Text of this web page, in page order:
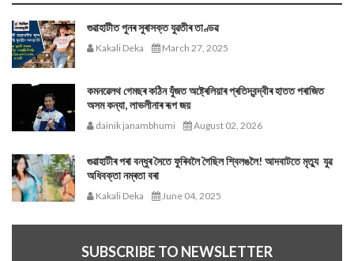
গুৱাহাটীত পুনৰ সুৰাসক্ত যুৱতীৰ তাণ্ডৱ
Kakali Deka March 27, 2025
কমনৱেলথ গেমছৰ কঠিন যুঁজত অষ্ট্ৰেলিয়াৰ প্ৰতিদ্বন্দ্বীৰ হাতত পৰাজিত
অসম কন্যা, লাভলীনাৰ ৰূপ জয়
dainik janambhumi August 02, 2026
গুৱাহাটীৰ পৰা বন্ধুৰ সৈতে ফুৰিবলৈ গৈছিল শ্বিলঙলৈ! আদবাটতে মৃত্যু যুৱ
অধিবক্তা নম্ৰতা বৰা
Kakali Deka June 04, 2025
SUBSCRIBE TO NEWSLETTER